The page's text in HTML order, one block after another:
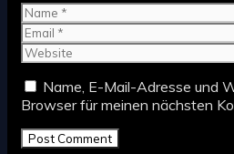
Name
Name, E-Mail-Adresse und
Browser für meinen nächsten